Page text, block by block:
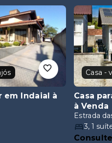
em Indaial à
Casa -
Casa
à Venda
Estrada
3,1